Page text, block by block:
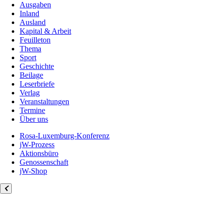
Ausgaben
Inland
Ausland
Kapital & Arbeit
Feuilleton
Thema
Sport
Geschichte
Beilage
Leserbriefe
Verlag
Veranstaltungen
Termine
Über uns
Rosa-Luxemburg-Konferenz
jW-Prozess
Aktionsbüro
Genossenschaft
jW-Shop